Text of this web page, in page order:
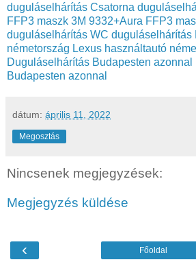
duguláselhárítás Csatorna
FFP3 maszk 3M 9332+Aura FFP3
duguláselhárítás WC duguláselhárítás
németország Lexus használtautó
Duguláselhárítás Budapesten azonnal
Budapesten azonnal
dátum: április 11, 2022
Megosztás
Nincsenek megjegyzések:
Megjegyzés küldése
‹ Főoldal